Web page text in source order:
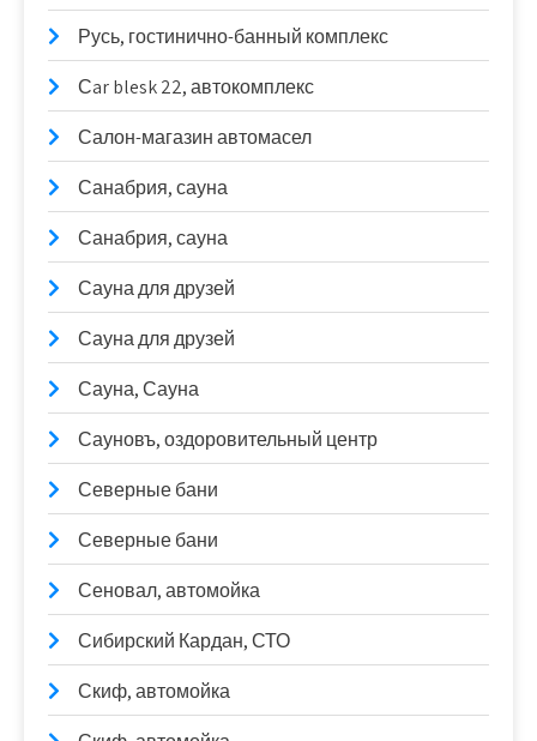
Русь, гостинично-банный комплекс
Сar blesk 22, автокомплекс
Салон-магазин автомасел
Санабрия, сауна
Санабрия, сауна
Сауна для друзей
Сауна для друзей
Сауна, Сауна
Сауновъ, оздоровительный центр
Северные бани
Северные бани
Сеновал, автомойка
Сибирский Кардан, СТО
Скиф, автомойка